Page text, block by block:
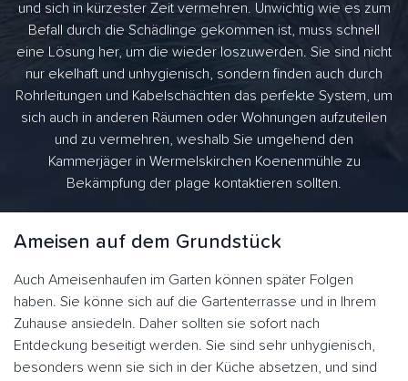
und sich in kürzester Zeit vermehren. Unwichtig wie es zum
Befall durch die Schädlinge gekommen ist, muss schnell
eine Lösung her, um die wieder loszuwerden. Sie sind nicht
nur ekelhaft und unhygienisch, sondern finden auch durch
Rohrleitungen und Kabelschächten das perfekte System, um
sich auch in anderen Räumen oder Wohnungen aufzuteilen
und zu vermehren, weshalb Sie umgehend den
Kammerjäger in Wermelskirchen Koenenmühle zu
Bekämpfung der plage kontaktieren sollten.
Ameisen auf dem Grundstück
Auch Ameisenhaufen im Garten können später Folgen
haben. Sie könne sich auf die Gartenterrasse und in Ihrem
Zuhause ansiedeln. Daher sollten sie sofort nach
Entdeckung beseitigt werden. Sie sind sehr unhygienisch,
besonders wenn sie sich in der Küche absetzen, und sind